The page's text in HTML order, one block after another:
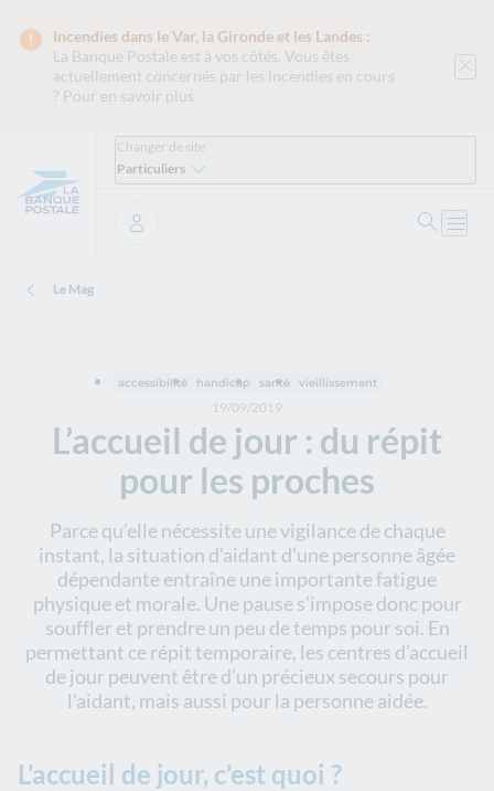
Incendies dans le Var, la Gironde et les Landes :
La Banque Postale est à vos côtés. Vous êtes
actuellement concernés par les incendies en cours
? Pour en savoir plus
Changer de site
Particuliers
Se connecter
Le Mag
L’accueil de jour : du répit
pour les proches
19/09/2019
accessibilité handicap santé vieillissement
Parce qu’elle nécessite une vigilance de chaque
instant, la situation d’aidant d’une personne âgée
dépendante entraîne une importante fatigue
physique et morale. Une pause s’impose donc pour
souffler et prendre un peu de temps pour soi. En
permettant ce répit temporaire, les centres d’accueil
de jour peuvent être d’un précieux secours pour
l’aidant, mais aussi pour la personne aidée.
L’accueil de jour, c’est quoi ?